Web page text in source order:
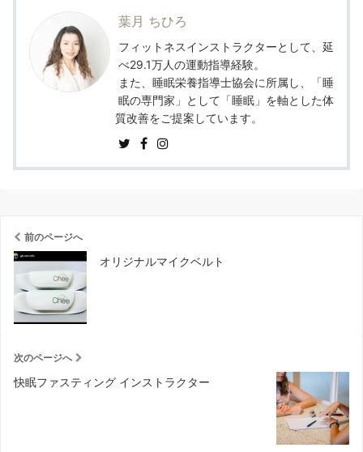
葉月 ちひろ
フィットネスインストラクターとして、延
べ29.1万人の運動指導経験。
また、睡眠栄養指導士協会に所属し、「睡
眠の専門家」として「睡眠」を軸とした体
質改善をご提案しています。
前のページへ
オリジナルマイクベルト
次のページへ
快眠ファスティング インストラクター